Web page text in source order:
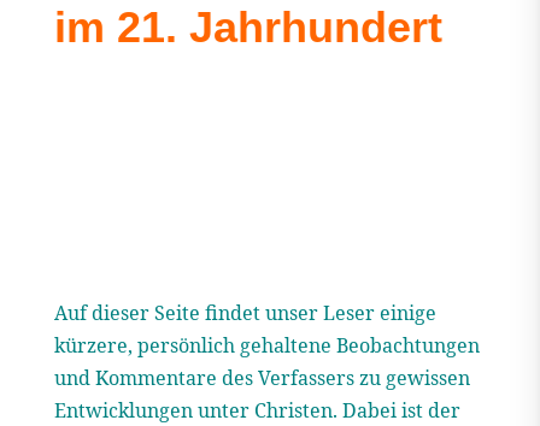
im 21. Jahrhundert
Auf dieser Seite findet unser Leser einige
kürzere, persönlich gehaltene Beobachtungen
und Kommentare des Verfassers zu gewissen
Entwicklungen unter Christen. Dabei ist der